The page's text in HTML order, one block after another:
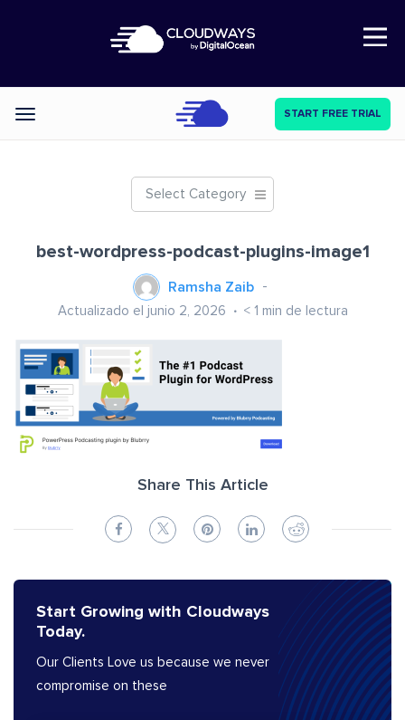
Open Nav
Categories START FREE TRIAL
Select Category
best-wordpress-podcast-plugins-image1
Ramsha Zaib
Actualizado el junio 2, 2026 < 1 min de lectura
Share This Article
Start Growing with Cloudways
Today.
Our Clients Love us because we never
compromise on these